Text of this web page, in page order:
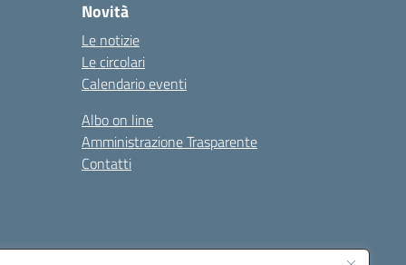
Novità
Le notizie
Le circolari
Calendario eventi
Albo on line
Amministrazione Trasparente
Contatti